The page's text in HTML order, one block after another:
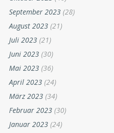
September 2023 (28)
August 2023 (21)
Juli 2023 (21)
Juni 2023 (30)
Mai 2023 (36)
April 2023 (24)
März 2023 (34)
Februar 2023 (30)
Januar 2023 (24)